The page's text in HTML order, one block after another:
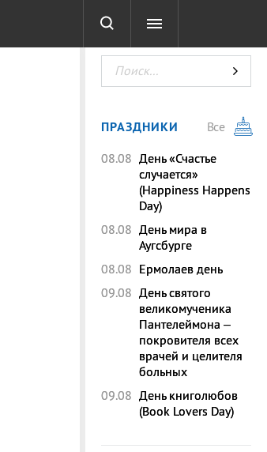
ТЕСТЫ
ПРАЗДНИКИ
Все
08.08 День «Счастье
случается»
(Happiness Happens
Day)
08.08 День мира в
Аугсбурге
08.08 Ермолаев день
09.08 День святого
великомученика
Пантелеймона –
покровителя всех
врачей и целителя
больных
09.08 День книголюбов
(Book Lovers Day)